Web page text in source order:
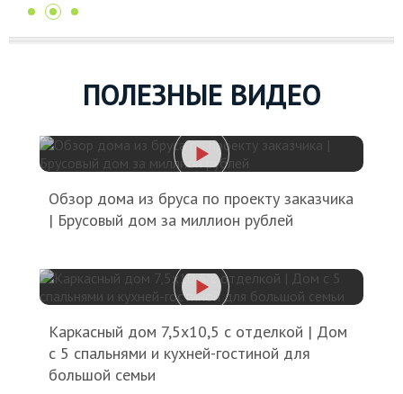
ПОЛЕЗНЫЕ ВИДЕО
Обзор дома из бруса по проекту заказчика
| Брусовый дом за миллион рублей
Каркасный дом 7,5х10,5 с отделкой | Дом
с 5 спальнями и кухней-гостиной для
большой семьи